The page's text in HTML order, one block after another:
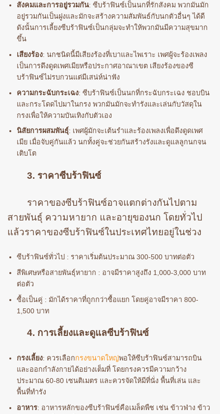
สังคมและการอยู่รวมกัน: ซีบร้าฟินซ์เป็นนกที่รักสังคม พวกมันมัก
อยู่รวมกันเป็นฝูงและมักจะสร้างความสัมพันธ์กับนกตัวอื่นๆ ได้ดี
ดังนั้นการเลี้ยงซีบร้าฟินซ์เป็นกลุ่มจะทำให้พวกมันมีความสุขมาก
ขึ้น
เสียงร้อง: นกชนิดนี้มีเสียงร้องที่เบาและไพเราะ เพศผู้จะร้องเพลง
เป็นการดึงดูดเพศเมียหรือประกาศอาณาเขต เสียงร้องของซี
บร้าฟินซ์ไม่รบกวนแต่มีเสน่ห์น่าฟัง
ความกระฉับกระเฉง: ซีบร้าฟินซ์เป็นนกที่กระฉับกระเฉง ชอบบิน
และกระโดดไปมาในกรง พวกมันมักจะทำรังและเล่นกับวัสดุใน
กรงเพื่อให้ความบันเทิงกับตัวเอง
นิสัยการผสมพันธุ์: เพศผู้มักจะเต้นรำและร้องเพลงเพื่อดึงดูดเพศ
เมีย เมื่อจับคู่กันแล้ว นกทั้งคู่จะช่วยกันสร้างรังและดูแลลูกนกจน
เติบโต
3. ราคาซีบร้าฟินซ์
ราคาของซีบร้าฟินซ์อาจแตกต่างกันไปตาม
สายพันธุ์ ความหายาก และอายุของนก โดยทั่วไป
แล้วราคาของซีบร้าฟินซ์ในประเทศไทยอยู่ในช่วง
ซีบร้าฟินซ์ทั่วไป : ราคาเริ่มต้นประมาณ 300-500 บาทต่อตัว
สีพิเศษหรือสายพันธุ์หายาก : อาจมีราคาสูงถึง 1,000-3,000 บาท
ต่อตัว
ซื้อเป็นคู่ : มักได้ราคาที่ถูกกว่าซื้อแยก โดยคู่อาจมีราคา 800-
1,500 บาท
4. การเลี้ยงและดูแลซีบร้าฟินซ์
กรงเลี้ยง: ควรเลือกกรงขนาดใหญ่พอให้ซีบร้าฟินซ์สามารถบิน
และออกกำลังกายได้อย่างเต็มที่ โดยกรงควรมีความกว้าง
ประมาณ 60-80 เซนติเมตร และควรจัดให้มีที่นั่ง พื้นที่เล่น และ
พื้นที่ทำรัง
อาหาร: อาหารหลักของซีบร้าฟินซ์คือเมล็ดพืช เช่น ข้าวฟ่าง ข้าว